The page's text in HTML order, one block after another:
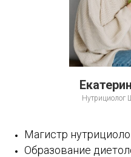
Нутрициолог
Магистр
Образование